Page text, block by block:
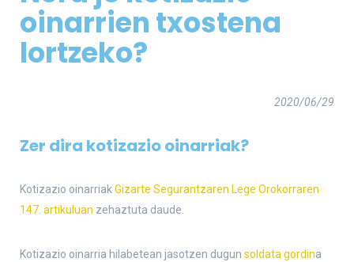
oinarrien txostena
lortzeko?
2020/06/29
Zer dira kotizazio oinarriak?
Kotizazio oinarriakGizarte Segurantzaren Lege Orokorraren
147. artikuluan zehaztuta daude.
Kotizazio oinarria hilabetean jasotzen dugun soldata gordina